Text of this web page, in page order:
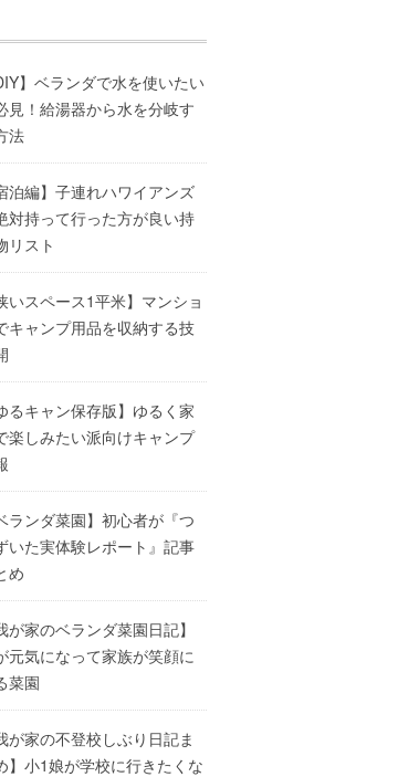
】ベランダで水を使いたい
見！給湯器から水を分岐す
法
泊編】子連れハワイアンズ
持って行った方が良い持
リスト
いスペース1平米】マンショ
キャンプ用品を収納する技
るキャン保存版】ゆるく家
楽しみたい派向けキャンプ
ランダ菜園】初心者が『つ
いた実体験レポート』記事
め
が家のベランダ菜園日記】
元気になって家族が笑顔に
菜園
が家の不登校しぶり日記ま
】小1娘が学校に行きたくな